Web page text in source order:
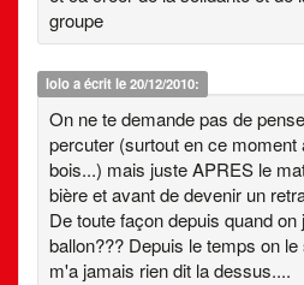
groupe
loloa écrit le 20/12/2010:
On ne te demande pas de
percuter (surtout en ce moment
bois...) mais juste APRES le
bière et avant de devenir un
De toute façon depuis quand
ballon??? Depuis le temps on
m'a jamais rien dit la dessus....